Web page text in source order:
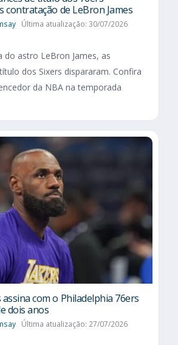
contratação de LeBron James
Última atualização: 30/07/2026
do astro LeBron James, as
dos Sixers dispararam. Confira
da NBA na temporada
assina com o Philadelphia 76ers
dois anos
Última atualização: 27/07/2026